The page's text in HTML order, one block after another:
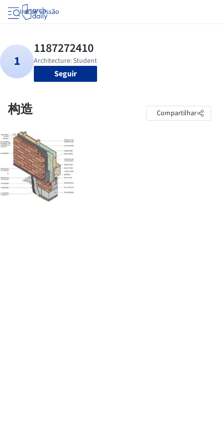
Iniciar sessão
Seguir
构造 Compartilhar